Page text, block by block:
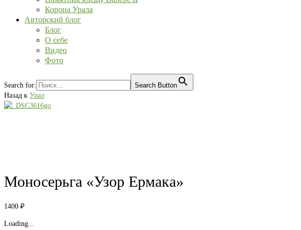
Корона Урала
Авторский блог
Блог
О себе
Видео
Фото
Search for:
Search Button
Назад к Урал
Моносерьга «Узор Ермака»
1400 ₽
Loading...